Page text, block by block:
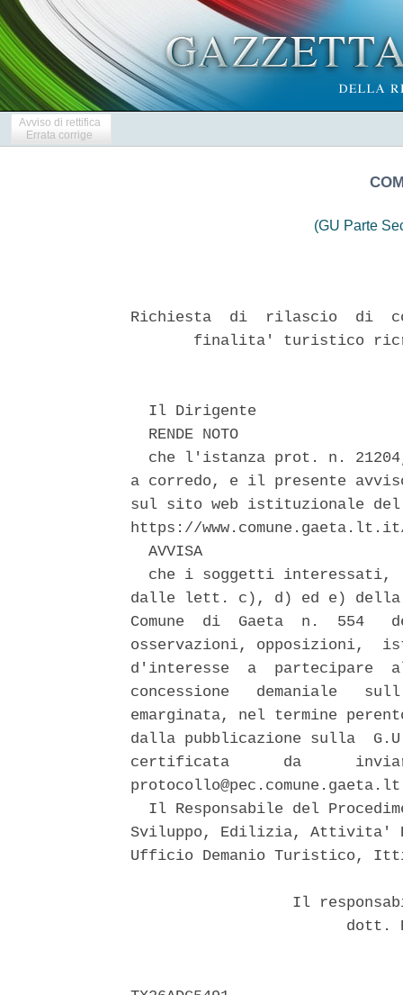
Avviso di rettifica
Errata corrige
(GU Parte
Richiesta  di  rilascio  di
finalita' turistico
  Il Dirigente
  RENDE NOTO
che l'istanza prot. n.
a corredo, e il presente
sul sito web istituzionale del
https://
  AVVISA
che i soggetti interessati,
dalle lett. c), d) ed e) della
Comune  di  Gaeta  n.  554
osservazioni, opposizioni,
d'interesse  a  partecipare
concessione   demaniale
emarginata, nel termine
dalla pubblicazione sulla
certificata      da
Il Responsabile del
Sviluppo, Edilizia, Attivita'
Ufficio Demanio Turistico,
Il